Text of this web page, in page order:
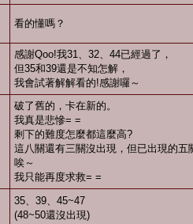
看的懂嗎？
感謝Qoo!我31、32、44已經過了，
但35和39還是不知怎解，
我會試著解解看的!感謝囉～
破了舊的，卡在新的。
我真是悲慘= =
剩下的難度怎麼都這麼高?
這八關還有三關沒出現，但已出現的五
唉～
我只能再度求救= =
35、39、45~47
(48~50還沒出現)